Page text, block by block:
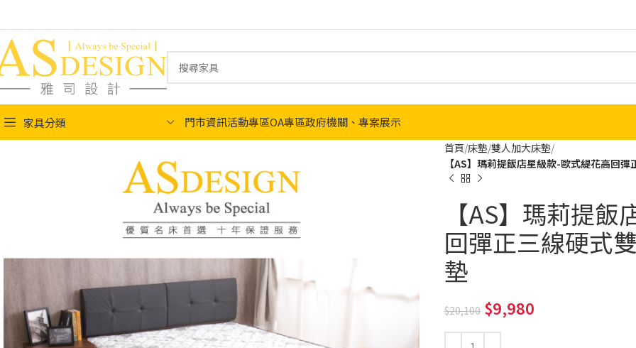
家具分類 門市資訊活動專區OA專區政府機關、專案展示
首頁 床墊 雙人加大床墊
【AS】瑪莉提飯店星級款-歐式緹花高回
【AS】瑪莉提
回彈正三線硬式
墊
20,100 9,980